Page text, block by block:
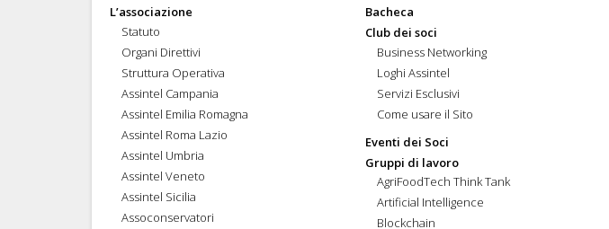
L’associazione
Statuto
Organi Direttivi
Struttura Operativa
Assintel Campania
Assintel Emilia Romagna
Assintel Roma Lazio
Assintel Umbria
Assintel Veneto
Assintel Sicilia
Assoconservatori
Bacheca
Club dei soci
Business Networking
Loghi Assintel
Servizi Esclusivi
Come usare il Sito
Eventi dei Soci
Gruppi di lavoro
AgriFoodTech Think Tank
Artificial Intelligence
Blockchain